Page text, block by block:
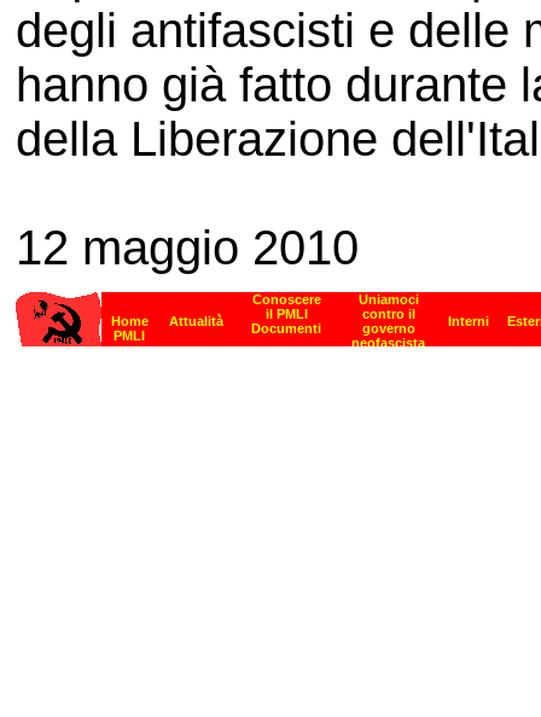
degli antifascisti e delle
hanno già fatto durante
della Liberazione
12 maggio 2010